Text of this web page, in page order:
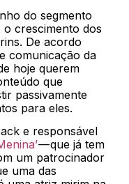
do segmento
crescimento dos
De acordo
comunicação da
hoje querem
que
passivamente
para eles.
e responsável
— que já tem
um patrocinador
uma das